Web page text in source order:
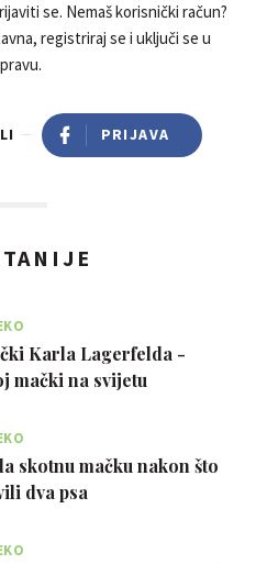
se. Nemaš korisnički račun?
registriraj se i uključi se u
PRIJAVA
Karla Lagerfelda -
mački na svijetu
skotnu mačku nakon što
dva psa